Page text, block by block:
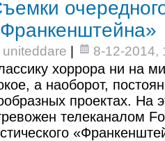
uniteddare 8-12-2014,
хоррора ни на
а наоборот,
проектах. На
телеканалом